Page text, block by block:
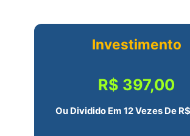
Investimento
R$ 397,00
Ou Dividido Em 12 Vezes De